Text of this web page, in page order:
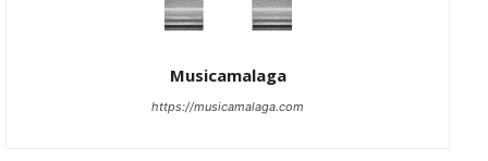
Musicamalaga
https://musicamalaga.com